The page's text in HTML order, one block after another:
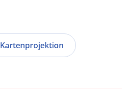
Kartenprojektion